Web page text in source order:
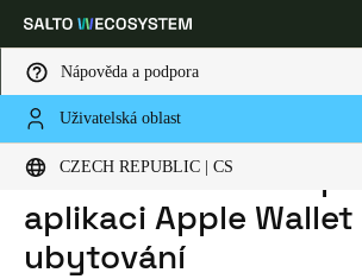
Nápověda a podpora
Uživatelská oblast
CZECH REPUBLIC | CS
Vyberte svou polohu a nastavení jazyka
Global Europe North
HOME
NEWS
Salto mění klíči od
aplikaci Apple
ubytování